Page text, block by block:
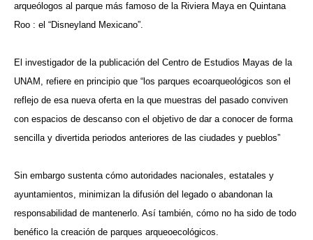
arqueólogos al parque más famoso de la Riviera Maya en Quintana
Roo : el “Disneyland Mexicano”.
El investigador de la publicación del Centro de Estudios Mayas de la
UNAM, refiere en principio que “los parques ecoarqueológicos son el
reflejo de esa nueva oferta en la que muestras del pasado conviven
con espacios de descanso con el objetivo de dar a conocer de forma
sencilla y divertida periodos anteriores de las ciudades y pueblos”
Sin embargo sustenta cómo autoridades nacionales, estatales y
ayuntamientos, minimizan la difusión del legado o abandonan la
responsabilidad de mantenerlo. Así también, cómo no ha sido de todo
benéfico la creación de parques arqueoecológicos.